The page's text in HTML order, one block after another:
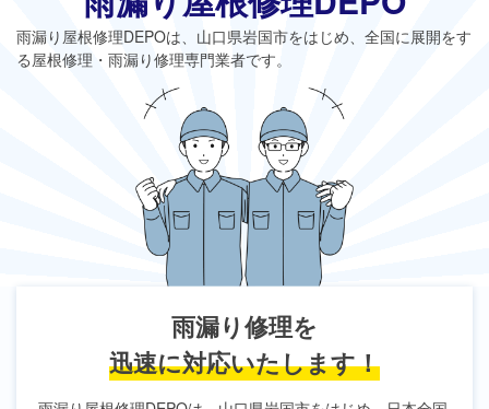
雨漏り屋根修理DEPOは、山口県岩国市をはじめ、全国に展開をす
る屋根修理・雨漏り修理専門業者です。
雨漏り修理を
迅速に対応いたします！